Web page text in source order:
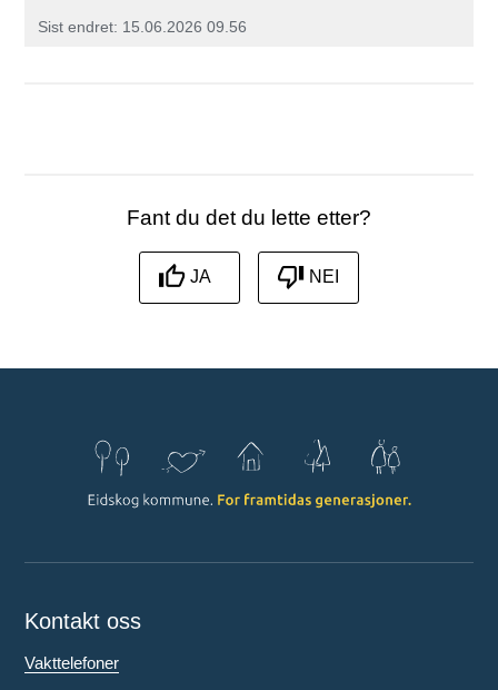
Sist endret 15.06.2026 09.56
Fant du det du lette etter?
JA NEI
Kontakt oss
Vakttelefoner